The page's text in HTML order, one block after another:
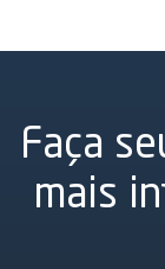
Faça
mais